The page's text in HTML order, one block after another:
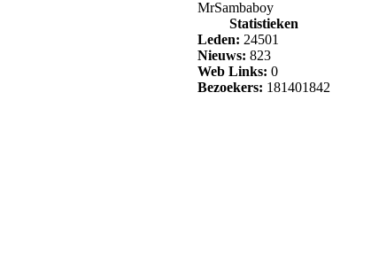
MrSambaboy
Statistieken
Leden: 24501
Nieuws: 823
Web Links: 0
Bezoekers: 181401842